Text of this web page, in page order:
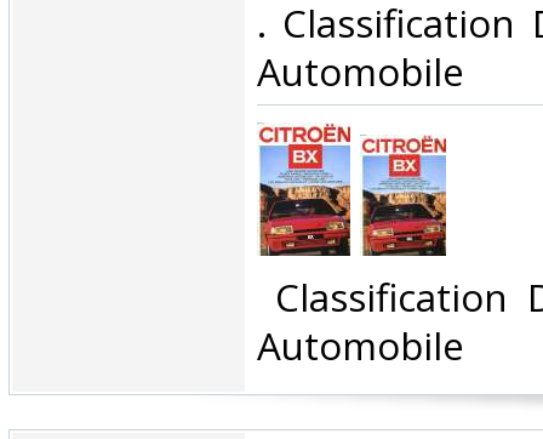
. Classification
Automobile‎
Classification
Automobile‎